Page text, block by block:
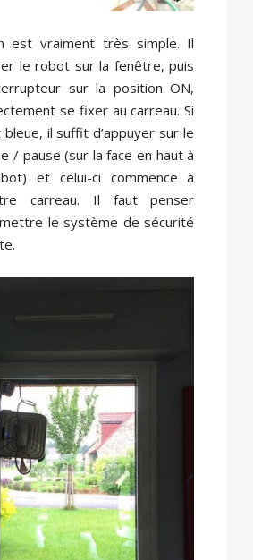
est vraiment très simple. Il
le robot sur la fenêtre, puis
sur la position ON,
se fixer au carreau. Si
il suffit d’appuyer sur le
/ pause (sur la face en haut à
et celui-ci commence à
carreau. Il faut penser
le système de sécurité